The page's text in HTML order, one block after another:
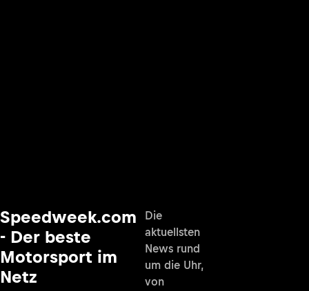
Speedweek.com
- Der beste
Motorsport im
Netz
Die
aktuellsten
News rund
um die Uhr,
von